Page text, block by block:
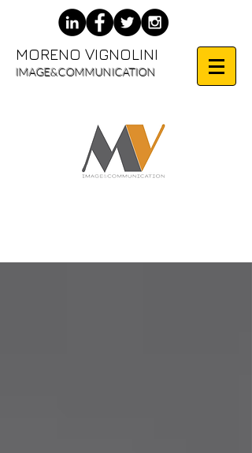
MORENO VIGNOLINI
IMAGE&COMMUNICATION